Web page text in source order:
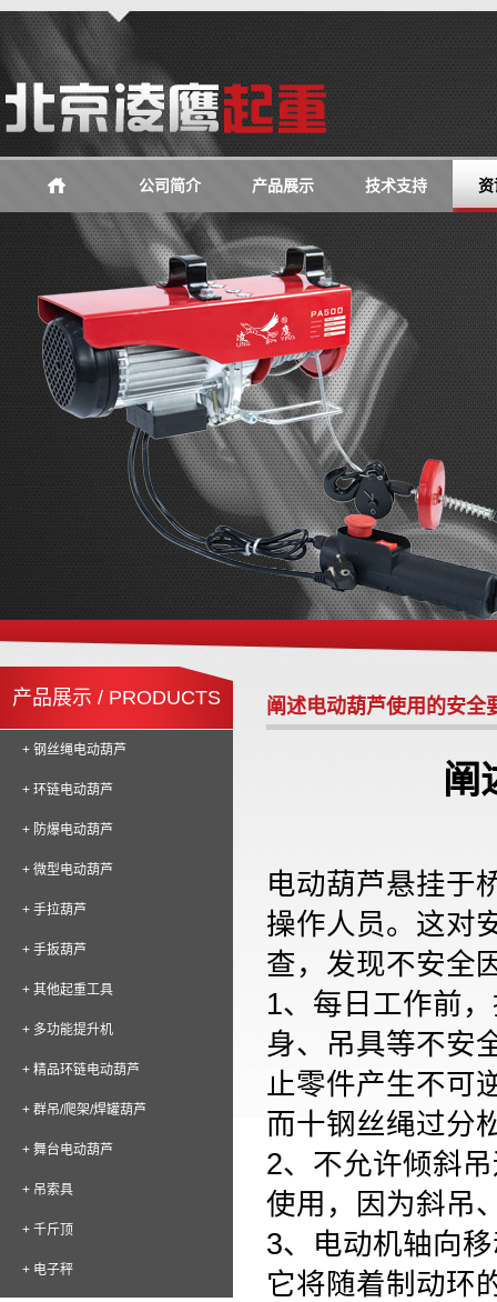
公司简介 产品展示 技术支持 资
产品展示 / PRODUCTS
+ 钢丝绳电动葫芦
+ 环链电动葫芦
+ 防爆电动葫芦
+ 微型电动葫芦
+ 手拉葫芦
+ 手扳葫芦
+ 其他起重工具
+ 多功能提升机
+ 精品环链电动葫芦
+ 群吊/爬架/焊罐葫芦
+ 舞台电动葫芦
+ 吊索具
+ 千斤顶
+ 电子秤
阐述电动葫芦使用的安全
阐
电动葫芦悬挂于
操作人员。这对
查，发现不安全
1、每日工作前
身、吊具等不安
止零件产生不可
而十钢丝绳过分
2、不允许倾斜
使用，因为斜吊
3、电动机轴向
它将随着制动环